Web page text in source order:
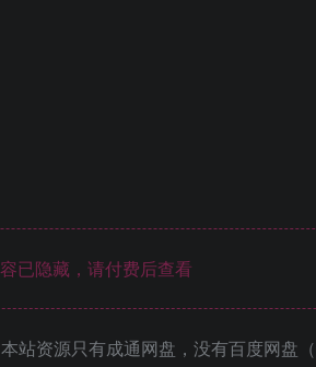
已隐藏，请付费后查看
站资源只有成通网盘，没有百度网盘（